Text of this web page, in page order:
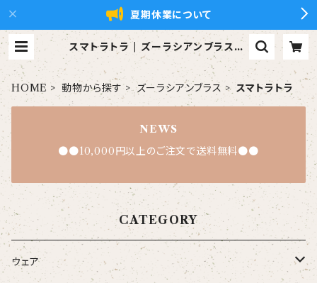
夏期休業について
スマトラトラ | ズーラシアンブラス【x
ZBt】公式ショップ
HOME 動物から探す ズーラシアンブラス スマトラトラ
NEWS
●●10,000円以上のご注文で送料無料●●
CATEGORY
ウェア